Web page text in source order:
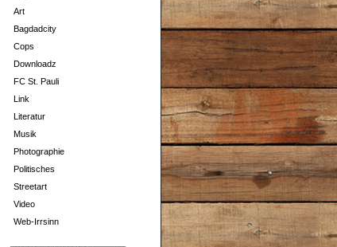
Art
Bagdadcity
Cops
Downloadz
FC St. Pauli
Link
Literatur
Musik
Photographie
Politisches
Streetart
Video
Web-Irrsinn